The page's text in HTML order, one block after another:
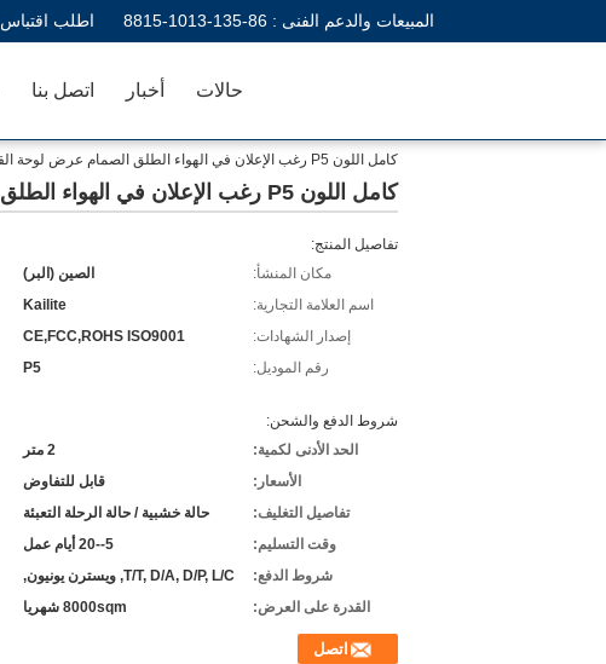
المبيعات والدعم الفنى : 86-135-1013-8815 اطلب اقتباس
اتصل بنا أخبار حالات
كامل اللون P5 رغب الإعلان في الهواء الطلق الصمام عرض لوحة القيادة الدائمة
كامل اللون P5 رغب الإعلان في الهواء الطلق الصمام عرض لوحة القيادة الدائمة
تفاصيل المنتج:
مكان المنشأ:
الصين (البر)
اسم العلامة التجارية:
Kailite
إصدار الشهادات:
CE,FCC,ROHS ISO9001
رقم الموديل:
P5
شروط الدفع والشحن:
الحد الأدنى لكمية:
2 متر
الأسعار:
قابل للتفاوض
تفاصيل التغليف:
حالة خشبية / حالة الرحلة التعبئة
وقت التسليم:
5--20 أيام عمل
شروط الدفع:
T/T, D/A, D/P, L/C, ويسترن يونيون,
القدرة على العرض:
8000sqm شهريا
اتصل